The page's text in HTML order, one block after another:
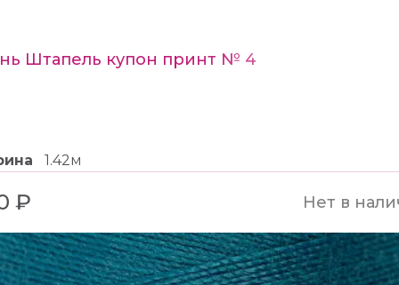
Штапель купон принт № 4
1.42м
₽ Нет в